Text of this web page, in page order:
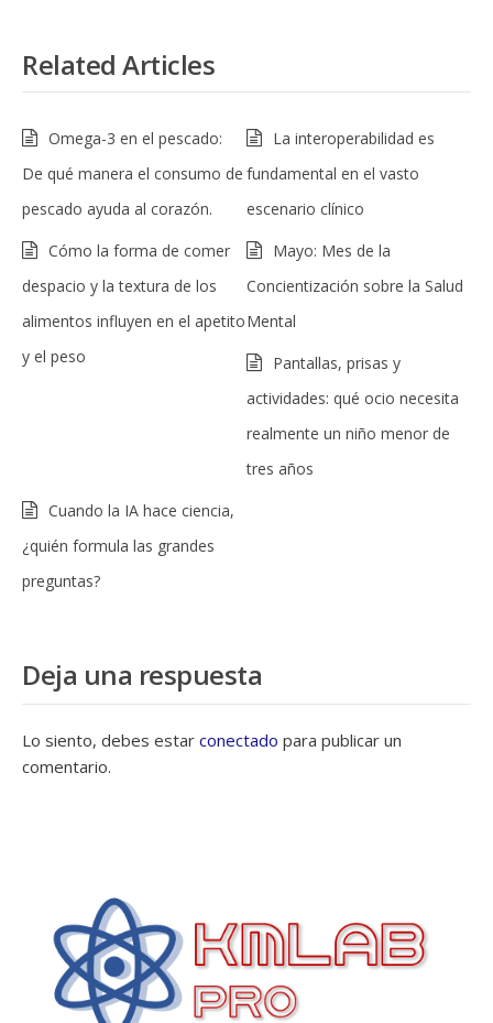
Related Articles
Omega-3 en el pescado:
De qué manera el consumo de
pescado ayuda al corazón.
La interoperabilidad es
fundamental en el vasto
escenario clínico
Cómo la forma de comer
despacio y la textura de los
alimentos influyen en el apetito
y el peso
Mayo: Mes de la
Concientización sobre la Salud
Mental
Pantallas, prisas y
actividades: qué ocio necesita
realmente un niño menor de
tres años
Cuando la IA hace ciencia,
¿quién formula las grandes
preguntas?
Deja una respuesta
Lo siento, debes estar conectado para publicar un
comentario.